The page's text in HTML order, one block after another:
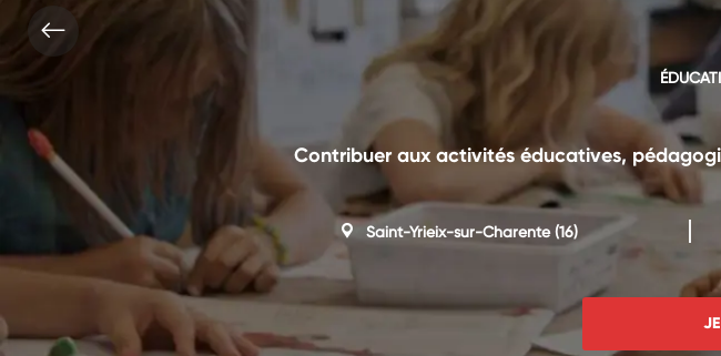
Contribuer aux activités éducatives,
Saint-Yrieix-sur-Charente(16)